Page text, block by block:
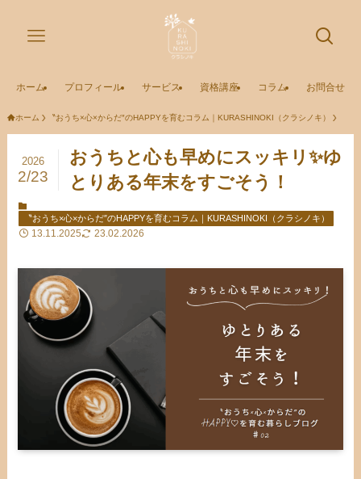
ホーム プロフィール サービス 資格講座 コラム お問合せ
ホーム 〝おうち×心×からだ″のHAPPYを育むコラム｜KURASHINOKI（クラシノキ）
おうちと心も早めにスッキリ✨ゆ
とりある年末をすごそう！
2026
2/23
〝おうち×心×からだ″のHAPPYを育むコラム｜KURASHINOKI（クラシノキ）
13.11.2025 23.02.2026